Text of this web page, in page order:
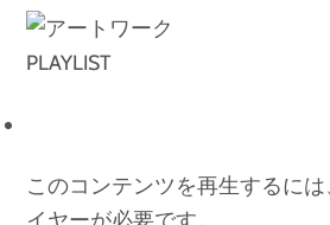
PLAYLIST
このコンテンツを再生するには
イヤーが必要です。